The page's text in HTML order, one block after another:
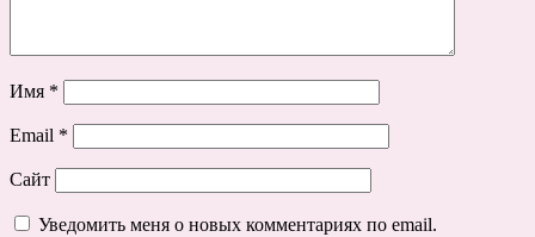
Имя *
Email *
Сайт
Уведомить меня о новых комментариях по email.